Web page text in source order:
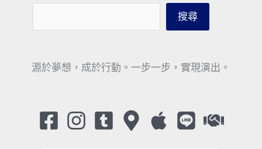
搜尋
源於夢想，成於行動。一步一步，實現演出。